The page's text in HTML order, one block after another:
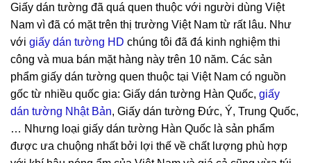
Giấy dán tường đã quá quen thuộc với người dùng Việt
Nam vì đã có mặt trên thị trường Việt Nam từ rất lâu. Như
với giấy dán tường HD chúng tôi đã đá kinh nghiệm thi
công và mua bán mặt hàng này trên 10 năm. Các sản
phẩm giấy dán tường quen thuộc tại Việt Nam có nguồn
gốc từ nhiều quốc gia: Giấy dán tường Hàn Quốc, giấy
dán tường Nhật Bản, Giấy dán tường Đức, Ý, Trung Quốc,
… Nhưng loại giấy dán tường Hàn Quốc là sản phẩm
được ưa chuộng nhất bởi lợi thế về chất lượng phù hợp